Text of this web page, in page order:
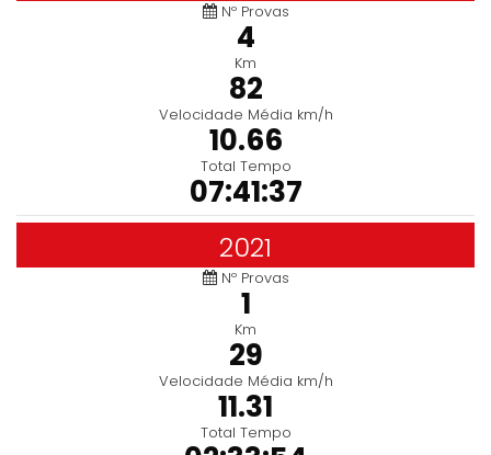
Nº Provas
4
Km
82
Velocidade Média km/h
10.66
Total Tempo
07:41:37
2021
Nº Provas
1
Km
29
Velocidade Média km/h
11.31
Total Tempo